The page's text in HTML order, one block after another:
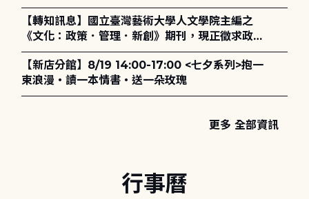
【轉知訊息】國立臺灣藝術大學人文學院主編之
《文化：政策．管理．新創》期刊，現正徵求政策
評論、書評及【邁向具回應力的博物館治理：政
策、領導與管理】主題特刊稿件至2027年6月1日
止，歡迎踴躍投稿。
【新店分館】8/19 14:00-17:00 <七夕系列>抱一
束浪漫・讀一本情書・送一朵玫瑰
更多 全部資訊
行事曆